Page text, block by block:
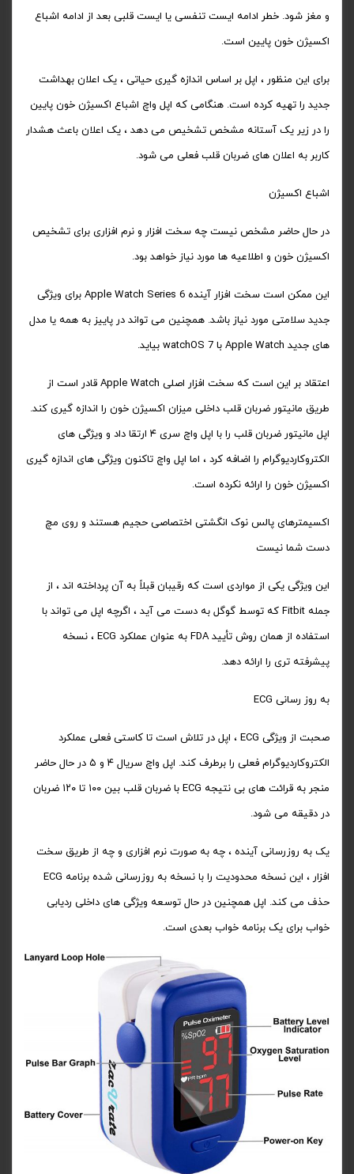
و مغز شود. خطر ادامه ایست تنفسی یا ایست قلبی بعد از ادامه اشباع
اکسیژن خون پایین است.
برای این منظور ، اپل بر اساس اندازه گیری حیاتی ، یک اعلان بهداشت
جدید را تهیه کرده است. هنگامی که اپل واچ اشباع اکسیژن خون پایین
را در زیر یک آستانه مشخص تشخیص می دهد ، یک اعلان باعث هشدار
کاربر به اعلان های ضربان قلب فعلی می شود.
اشباع اکسیژن
در حال حاضر مشخص نیست چه سخت افزار و نرم افزاری برای تشخیص
اکسیژن خون و اطلاعیه ها مورد نیاز خواهد بود.
این ممکن است سخت افزار آینده Apple Watch Series 6 برای ویژگی
جدید سلامتی مورد نیاز باشد. همچنین می تواند در پاییز به همه یا مدل
های جدید Apple Watch با watchOS 7 بیاید.
اعتقاد بر این است که سخت افزار اصلی Apple Watch قادر است از
طریق مانیتور ضربان قلب داخلی میزان اکسیژن خون را اندازه گیری کند.
اپل مانیتور ضربان قلب را با اپل واچ سری ۴ ارتقا داد و ویژگی های
الکتروکاردیوگرام را اضافه کرد ، اما اپل واچ تاکنون ویژگی های اندازه گیری
اکسیژن خون را ارائه نکرده است.
اکسیمترهای پالس نوک انگشتی اختصاصی حجیم هستند و روی مچ
دست شما نیست
این ویژگی یکی از مواردی است که رقیبان قبلاً به آن پرداخته اند ، از
جمله Fitbit که توسط گوگل به دست می آید ، اگرچه اپل می تواند با
استفاده از همان روش تأیید FDA به عنوان عملکرد ECG ، نسخه
پیشرفته تری را ارائه دهد.
به روز رسانی ECG
صحبت از ویژگی ECG ، اپل در تلاش است تا کاستی فعلی عملکرد
الکتروکاردیوگرام فعلی را برطرف کند. اپل واچ سریال ۴ و ۵ در حال حاضر
منجر به قرائت های بی نتیجه ECG با ضربان قلب بین ۱۰۰ تا ۱۲۰ ضربان
در دقیقه می شود.
یک به روزرسانی آینده ، چه به صورت نرم افزاری و چه از طریق سخت
افزار ، این نسخه محدودیت را با نسخه به روزرسانی شده برنامه ECG
حذف می کند. اپل همچنین در حال توسعه ویژگی های داخلی ردیابی
خواب برای یک برنامه خواب بعدی است.